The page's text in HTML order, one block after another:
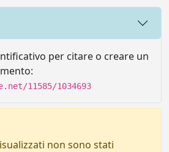
per citare o creare un
11585/1034693
non sono stati